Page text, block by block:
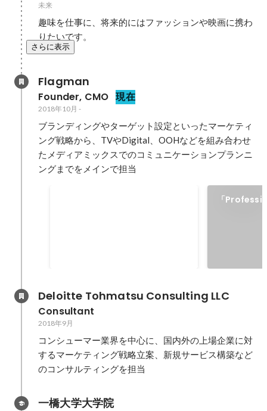
未来
趣味を仕事に、将来的にはファッションや映画に携わ
りたいです。
さらに表示
Flagman
Founder, CMO 現在
2018年10月 -
ブランディングやターゲット設定といったマーケティ
ング戦略から、TVやDigital、OOHなどを組み合わせ
たメディアミックスでのコミュニケーションプランニ
ングまでをメインで担当
「
Deloitte Tohmatsu Consulting LLC
Consultant
2018年9月
コンシューマー業界を中心に、国内外の上場企業に対
するマーケティング戦略立案、新規サービス構築など
のコンサルティングを担当
一橋大学大学院